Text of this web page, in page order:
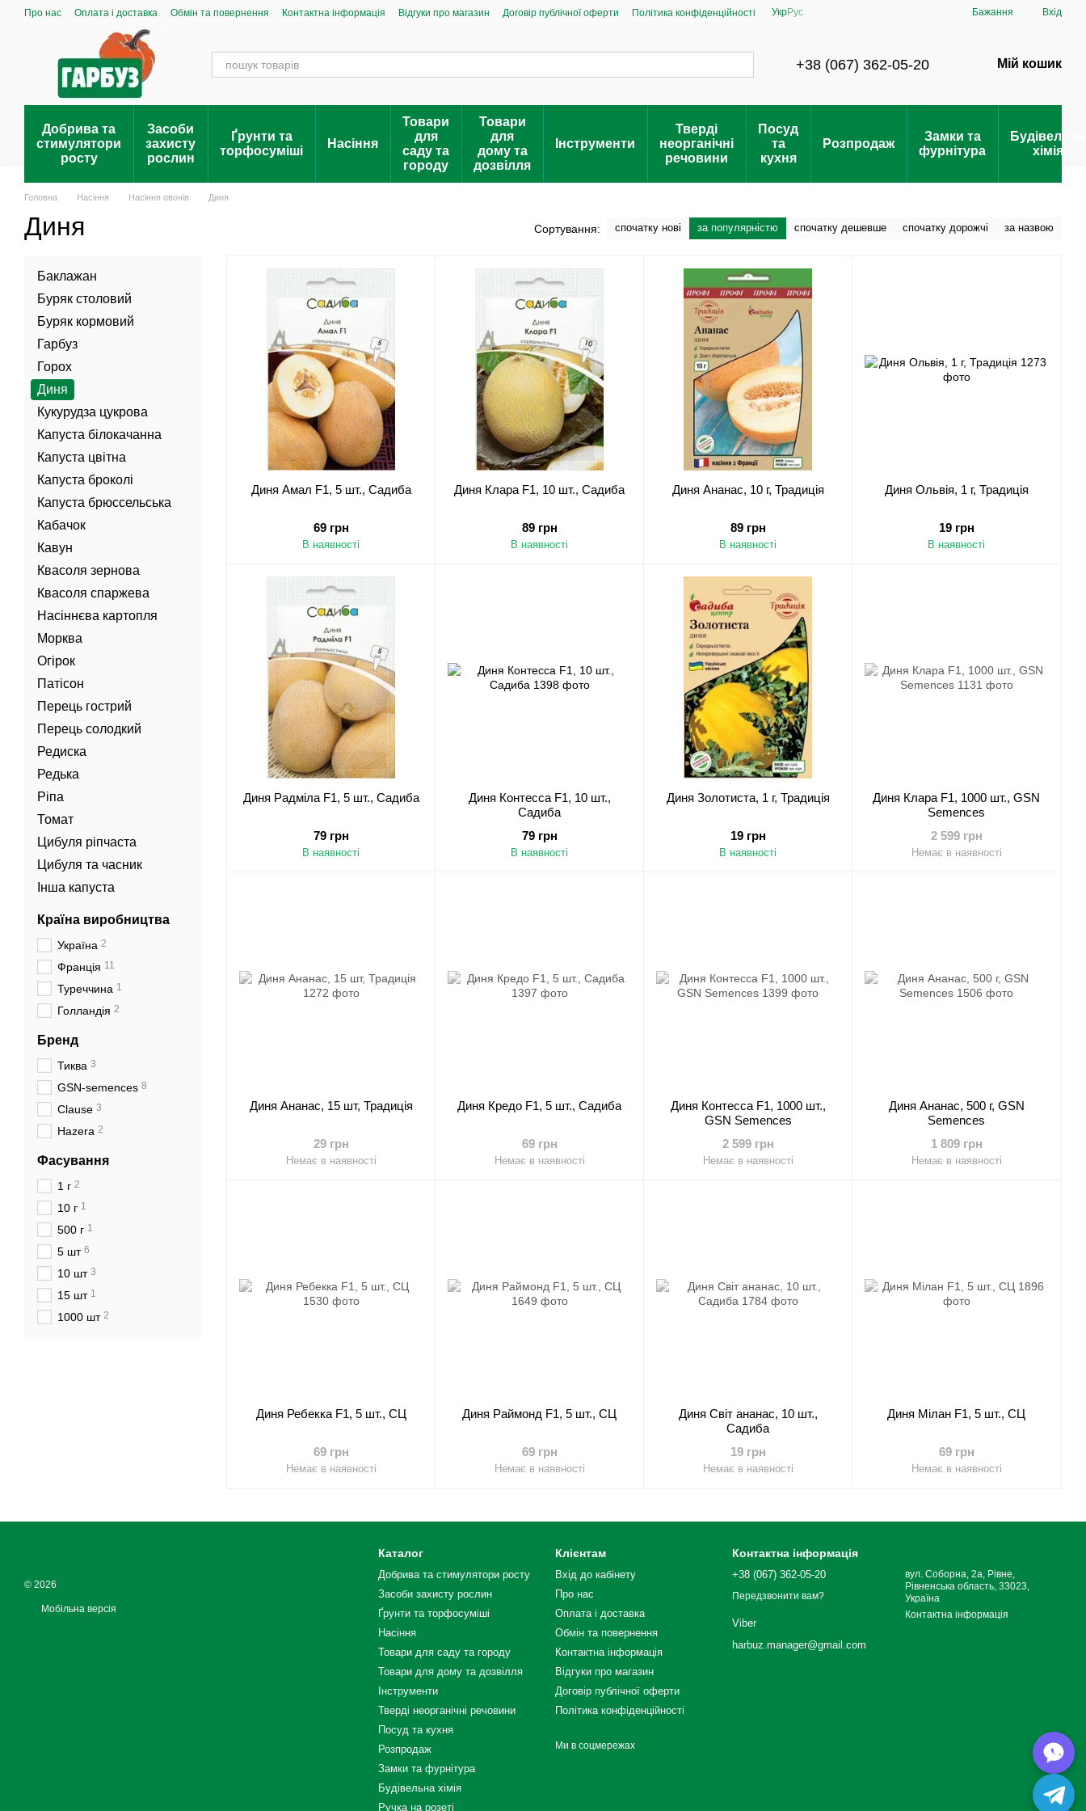
Перейти до основного контенту
Про нас Оплата і доставка Обмін та повернення Контактна інформація Відгуки про магазин Договір публічної оферти Політика конфіденційності УкрРус Бажання Вхід
+38 (067) 362-05-20 Мій кошик
Добрива та
стимулятори
росту
Засоби
захисту
рослин
Ґрунти та
торфосуміші
Насіння
Товари
для
саду та
городу
Товари
для
дому та
дозвілля
Інструменти
Тверді
неорганічні
речовини
Посуд
та
кухня
Розпродаж
Замки та
фурнітура
Будівельна
хімія
Головна Насіння Насіння овочів Диня
Диня Сортування: спочатку нові за популярністю спочатку дешевше спочатку дорожчі за назвою
Диня Амал F1, 5 шт., Садиба
69 грн
В наявності
Диня Клара F1, 10 шт., Садиба
89 грн
В наявності
Диня Ананас, 10 г, Традиція
89 грн
В наявності
Диня Ольвія, 1 г, Традиція
19 грн
В наявності
Диня Радміла F1, 5 шт., Садиба
79 грн
В наявності
Диня Контесса F1, 10 шт.,
Садиба
79 грн
В наявності
Диня Золотиста, 1 г, Традиція
19 грн
В наявності
Диня Клара F1, 1000 шт., GSN
Semences
2 599 грн
Немає в наявності
Диня Ананас, 15 шт, Традиція
29 грн
Немає в наявності
Диня Кредо F1, 5 шт., Садиба
69 грн
Немає в наявності
Диня Контесса F1, 1000 шт.,
GSN Semences
2 599 грн
Немає в наявності
Диня Ананас, 500 г, GSN
Semences
1 809 грн
Немає в наявності
Диня Ребекка F1, 5 шт., СЦ
69 грн
Немає в наявності
Диня Раймонд F1, 5 шт., СЦ
69 грн
Немає в наявності
Диня Світ ананас, 10 шт.,
Садиба
19 грн
Немає в наявності
Диня Мілан F1, 5 шт., СЦ
69 грн
Немає в наявності
Баклажан
Буряк столовий
Буряк кормовий
Гарбуз
Горох
Диня
Кукурудза цукрова
Капуста білокачанна
Капуста цвітна
Капуста броколі
Капуста брюссельська
Кабачок
Кавун
Квасоля зернова
Квасоля спаржева
Насіннєва картопля
Морква
Огірок
Патісон
Перець гострий
Перець солодкий
Редиска
Редька
Ріпа
Томат
Цибуля ріпчаста
Цибуля та часник
Інша капуста
Країна виробництва
Україна 2
Франція 11
Туреччина 1
Голландія 2
Бренд
Тиква 3
GSN-semences 8
Clause 3
Hazera 2
Фасування
1 г 2
10 г 1
500 г 1
5 шт 6
10 шт 3
15 шт 1
1000 шт 2
© 2026
Мобільна версія
Каталог
Добрива та стимулятори росту
Засоби захисту рослин
Ґрунти та торфосуміші
Насіння
Товари для саду та городу
Товари для дому та дозвілля
Інструменти
Тверді неорганічні речовини
Посуд та кухня
Розпродаж
Замки та фурнітура
Будівельна хімія
Ручка на розеті
Клієнтам
Вхід до кабінету
Про нас
Оплата і доставка
Обмін та повернення
Контактна інформація
Відгуки про магазин
Договір публічної оферти
Політика конфіденційності
Ми в соцмережах
Контактна інформація
+38 (067) 362-05-20
Передзвонити вам?
Viber
harbuz.manager@gmail.com
вул. Соборна, 2а, Рівне,
Рівненська область, 33023,
Україна
Контактна інформація